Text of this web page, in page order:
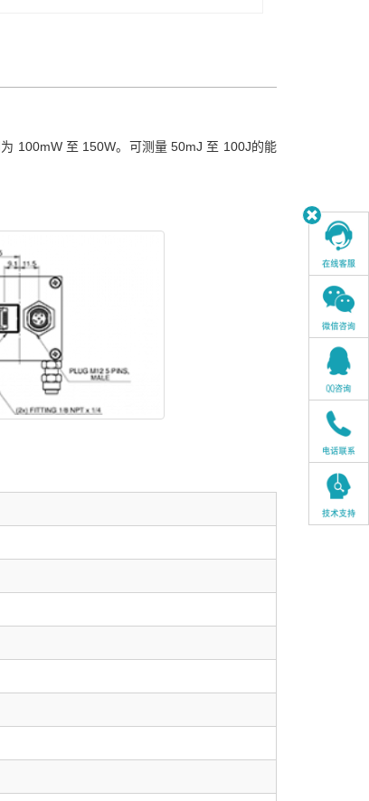
100mW 至 150W。可测量 50mJ 至 100J的能